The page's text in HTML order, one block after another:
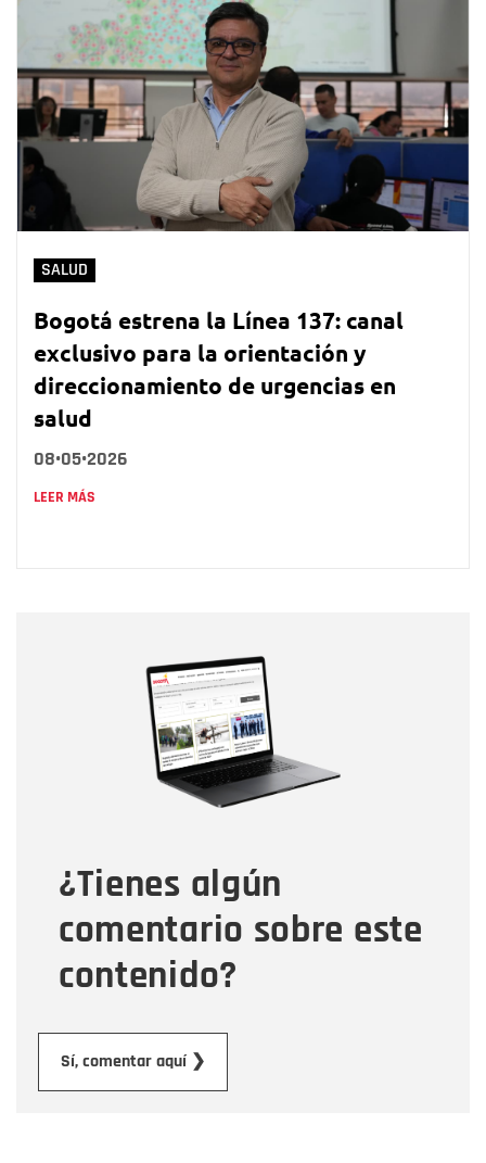
SALUD
Bogotá estrena la Línea 137: canal
exclusivo para la orientación y
direccionamiento de urgencias en
salud
08•05•2026
LEER MÁS
¿Tienes algún
comentario sobre este
contenido?
Sí, comentar aquí ❯
Correo electrónico
Tipo de comentario
Mensaje